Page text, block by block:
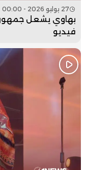
27 يوليو 2026 - 00:00
بهاوي يشعل
فيديو